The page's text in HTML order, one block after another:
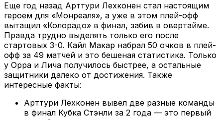
Еще год назад Арттури Лехконен стал настоящим
героем для «Монреаля», а уже в этом плей-офф
вытащил «Колорадо» в финал, забив в овертайме.
Правда трудно выделять только его после
стартовых 3-0. Кайл Макар набрал 50 очков в плей-
офф за 49 матчей и это бешеная статистика. Только
у Орра и Лича получилось быстрее, а остальные
защитники далеко от достижения. Также
интересные факты:
Арттури Лехконен вывел две разные команды
в финал Кубка Стэнли за 2 года — это первый